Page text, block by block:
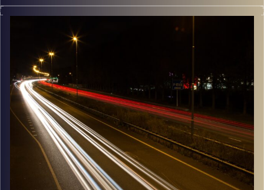
מוזיקה שתלווה אותנו אחרי יום עבודה ארוך ותחזיר אותנו
הביתה בשלום עם נעם זילבר
קרדיט תמונות: